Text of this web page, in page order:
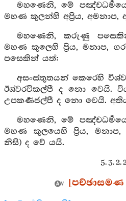
මහණෙනි, මේ
මහණ කුලන්හි අප්‍රිය, අමනාප,
මහණෙනි, කරුණු
මහණ කුලෙහි ප්‍රිය, මනාප,
පසෙකින් යත්:
අසංස්තුතයන් කෙරෙහි
ඊශ්වරවිකල්පී ද නො වෙයි.
උපකර්‍ණජල්පී ද නො වෙයි.
මහණෙනි, මේ
මහණ කුලයෙහි ප්‍රිය,
නිසි) ද වේ යයි.
5. 3. 2.
[පච්ඡාසමණ